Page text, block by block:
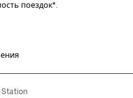
поездок*.